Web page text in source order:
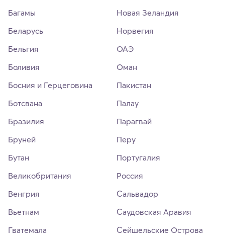
Багамы
Беларусь
Бельгия
Боливия
Босния и Герцеговина
Ботсвана
Бразилия
Бруней
Бутан
Великобритания
Венгрия
Вьетнам
Гватемала
Новая Зеландия
Норвегия
ОАЭ
Оман
Пакистан
Палау
Парагвай
Перу
Португалия
Россия
Сальвадор
Саудовская Аравия
Сейшельские Острова